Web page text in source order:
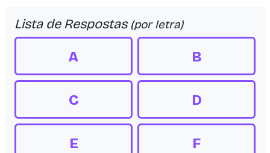
Lista de Respostas (por letra)
A B
C D
E F